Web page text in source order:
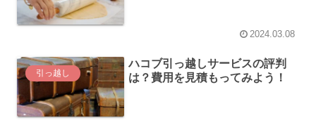
2024.03.08
引っ越し
ハコブ引っ越しサービスの評判
は？費用を見積もってみよう！